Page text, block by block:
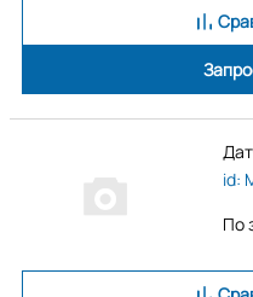
id:
По